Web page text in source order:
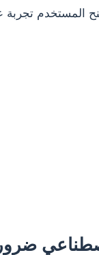
المستخدم
ضرورية